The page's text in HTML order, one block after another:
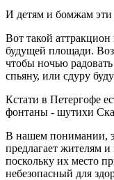
И детям и бомжам эти
Вот такой аттракцион
будущей площади.
чтобы ночью
спьяну, или сдуру
Кстати в Петергофе
фонтаны - шутихи
В нашем понимании,
предлагает жителям
поскольку их место
небезопасный для